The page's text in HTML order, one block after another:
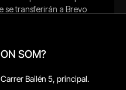
ON SOM?
Carrer Bailén 5, principal.